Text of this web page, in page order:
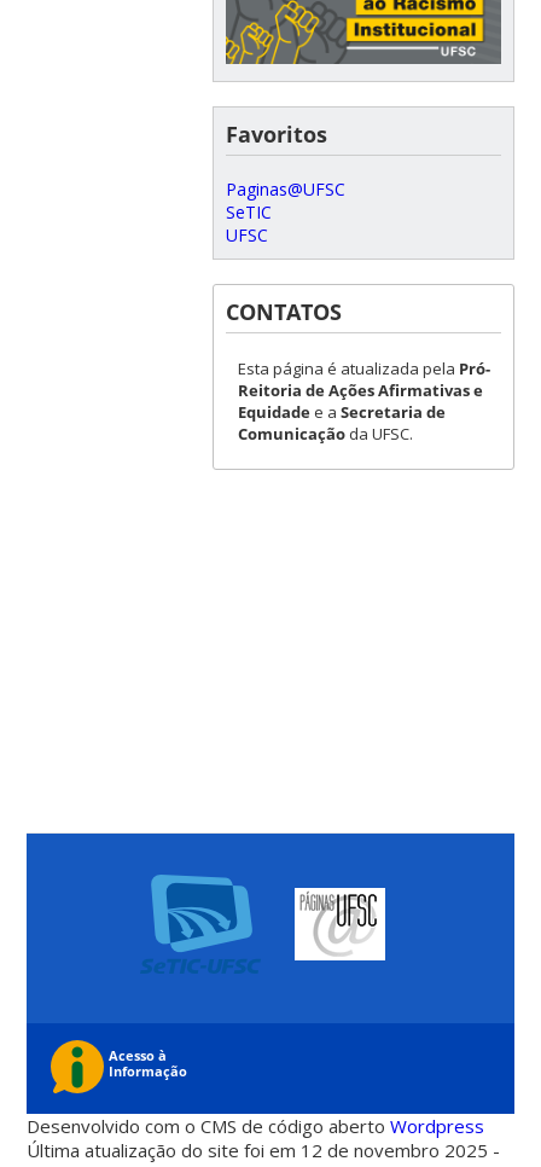
Favoritos
Paginas@UFSC
SeTIC
UFSC
CONTATOS
Esta página é atualizada pela Pró-
Reitoria de Ações Afirmativas e
Equidadee a Secretaria de
Comunicaçãoda UFSC.
Desenvolvido com o CMS de código abertoWordpress
Última atualização do site foi em 12 de novembro 2025 -